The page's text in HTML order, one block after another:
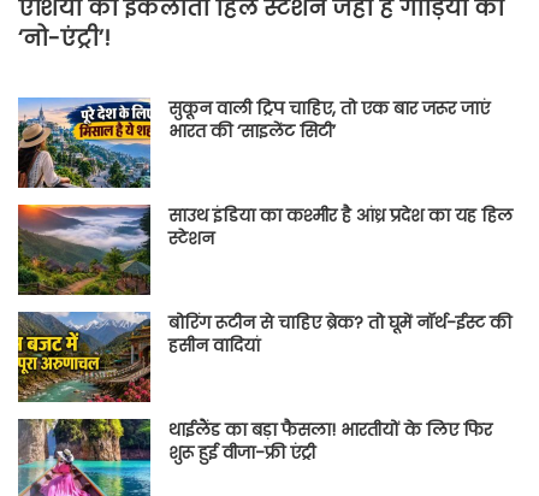
एशिया का इकलौता हिल स्टेशन जहां है गाड़ियों की
‘नो-एंट्री’!
सुकून वाली ट्रिप चाहिए, तो एक बार जरूर जाएं
भारत की ‘साइलेंट सिटी’
साउथ इंडिया का कश्मीर है आंध्र प्रदेश का यह हिल
स्टेशन
बोरिंग रूटीन से चाहिए ब्रेक? तो घूमें नॉर्थ-ईस्ट की
हसीन वादियां
थाईलैंड का बड़ा फैसला! भारतीयों के लिए फिर
शुरू हुई वीजा-फ्री एंट्री